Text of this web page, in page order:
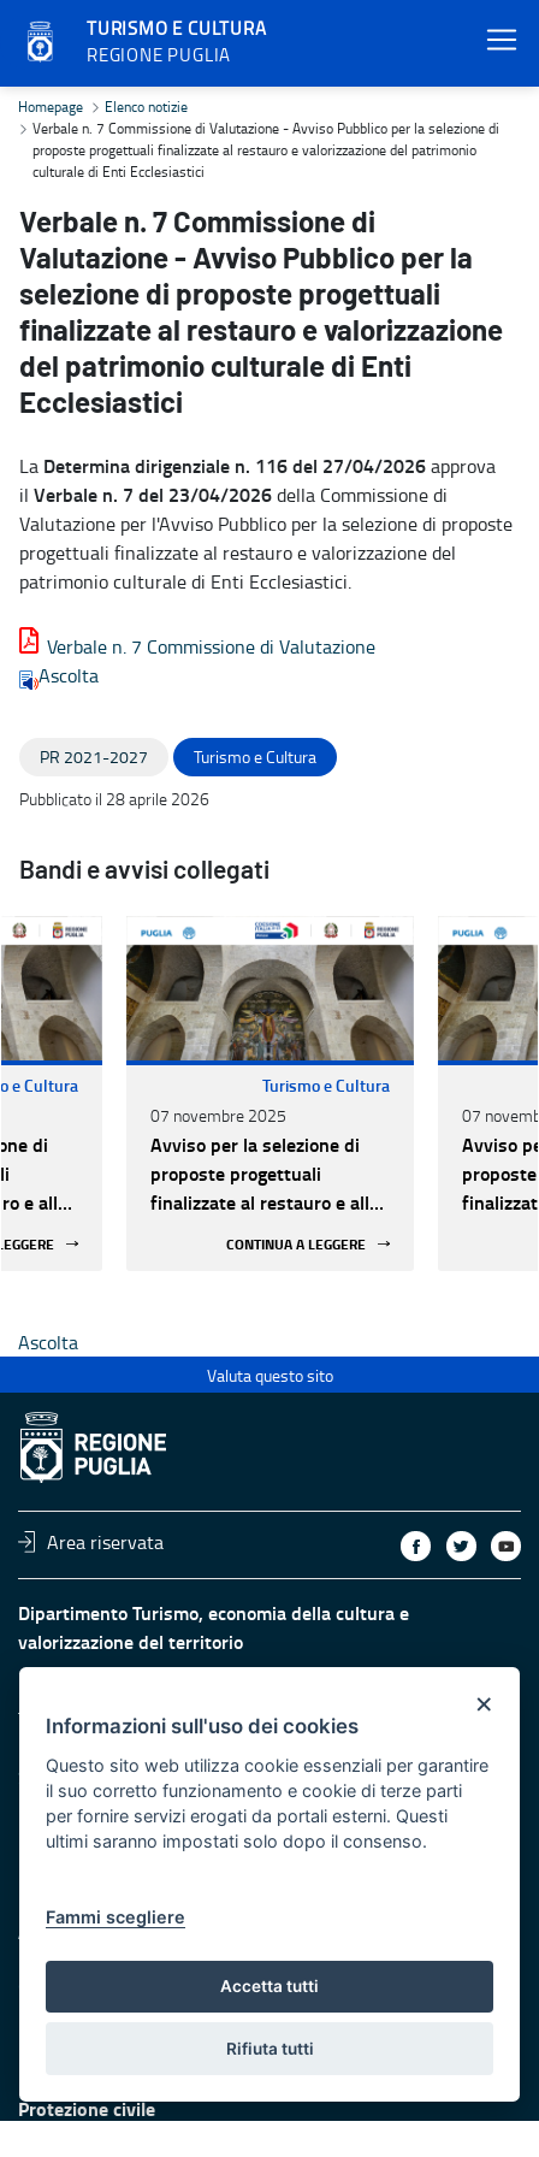
TURISMO E CULTURA
REGIONE PUGLIA
Verbale n. 7 Commissione di Valutazione - Avviso Pubblico per
Homepage
Elenco notizie
Verbale n. 7 Commissione di Valutazione - Avviso Pubblico per la selezione di
proposte progettuali finalizzate al restauro e valorizzazione del patrimonio
culturale di Enti Ecclesiastici
Verbale n. 7 Commissione di
Valutazione - Avviso Pubblico per la
selezione di proposte progettuali
finalizzate al restauro e valorizzazione
del patrimonio culturale di Enti
Ecclesiastici
La Determina dirigenziale n. 116 del 27/04/2026approva
il Verbale n. 7 del 23/04/2026della Commissione di
Valutazione per l'Avviso Pubblico per la selezione di proposte
progettuali finalizzate al restauro e valorizzazione del
patrimonio culturale di Enti Ecclesiastici.
Verbale n. 7 Commissione di Valutazione
Ascolta
PR 2021-2027
Turismo e Cultura
Pubblicato il 28 aprile 2026
Bandi e avvisi collegati
e Cultura
di
e alla
Turismo e Cultura
07 novembre 2025
Avviso per la selezione di
proposte progettuali
finalizzate al restauro e alla
CONTINUA A LEGGERE
07
Avviso
Ascolta
Valuta questo sito
Area riservata
Dipartimento Turismo, economia della cultura e
valorizzazione del territorio
Telefono: + 39 080 5405615
Scrivici:email-PEC
Eventi e Stampa
Ufficio Stampa della Giunta
Accessibilità
Dichiarazione di accessibilità
Responsabili di pubblicazione
Protezione civile
×
Informazioni sull'uso dei cookies
Questo sito web utilizza cookie essenziali per garantire
il suo corretto funzionamento e cookie di terze parti
per fornire servizi erogati da portali esterni. Questi
ultimi saranno impostati solo dopo il consenso.
Fammi scegliere
Accetta tutti
Rifiuta tutti